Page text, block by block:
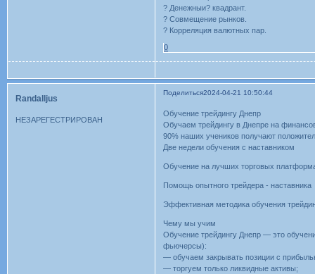
? Денежныи? квадрант.
? Совмещение рынков.
? Корреляция валютных пар.
0
Поделиться2024-04-21 10:50:44
Randalljus
НЕЗАРЕГЕСТРИРОВАН
Обучение трейдингу Днепр
Обучаем трейдингу в Днепре на
90% наших учеников получают
Две недели обучения с наставником
Обучение на лучших торговых
Помощь опытного трейдера - наставника
Эффективная методика обучения
Чему мы учим
Обучение трейдингу Днепр — это
фьючерсы):
— обучаем закрывать позиции с
— торгуем только ликвидные активы;